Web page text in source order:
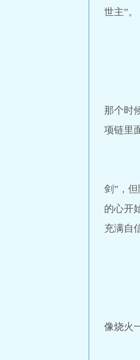
世主”。
空
林渊
那个时
项链里
“谢谢
剑”，
的心开
充满自
鳄鱼
埃克
像烧火